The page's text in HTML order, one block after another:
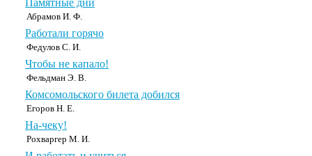
Памятные дни
Абрамов И. Ф.
Работали горячо
Федулов С. И.
Чтобы не капало!
Фельдман Э. В.
Комсомольского билета добился
Егоров Н. Е.
На-чеку!
Рохваргер М. И.